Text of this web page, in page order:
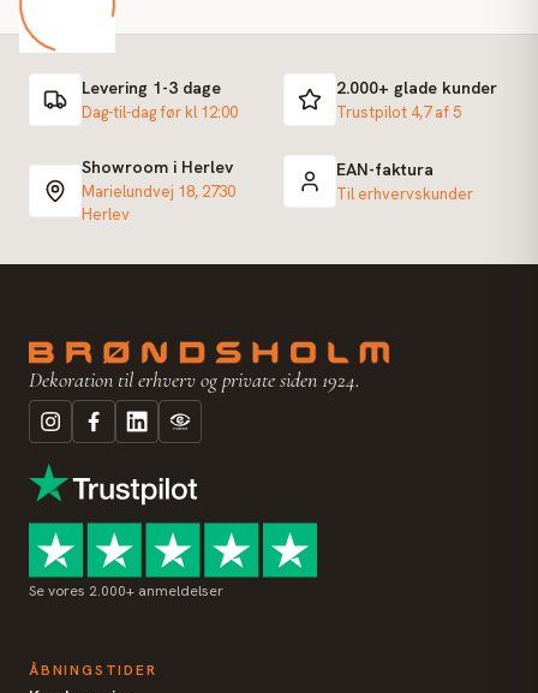
Levering 1-3 dage
Dag-til-dag før kl 12:00
2.000+ glade kunder
Trustpilot 4,7 af 5
Showroom i Herlev
Marielundvej 18, 2730
Herlev
EAN-faktura
Til erhvervskunder
Dekoration til erhverv og private siden 1924.
Se vores 2.000+ anmeldelser
ÅBNINGSTIDER